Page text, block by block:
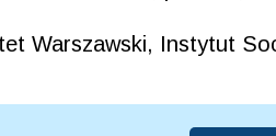
Warszawski, Instytut